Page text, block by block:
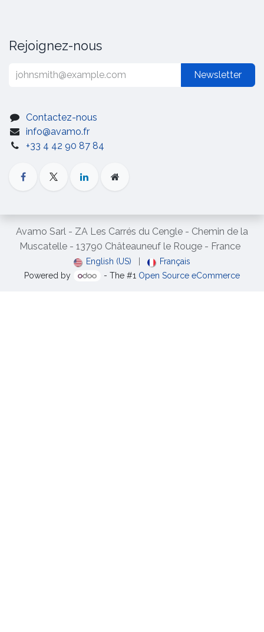
Rejoignez-nous
Newsletter
Contactez-nous
info@avamo.fr
+33 4 42 90 87 84
Avamo Sarl - ZA Les Carrés du Cengle - Chemin de la
Muscatelle - 13790 Châteauneuf le Rouge - France
English (US)
Français
Powered by
- The #1 Open Source eCommerce